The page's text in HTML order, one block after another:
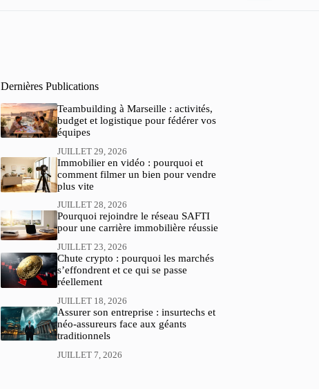
Dernières Publications
Teambuilding à Marseille : activités,
budget et logistique pour fédérer vos
équipes
JUILLET 29, 2026
Immobilier en vidéo : pourquoi et
comment filmer un bien pour vendre
plus vite
JUILLET 28, 2026
Pourquoi rejoindre le réseau SAFTI
pour une carrière immobilière réussie
JUILLET 23, 2026
Chute crypto : pourquoi les marchés
s’effondrent et ce qui se passe
réellement
JUILLET 18, 2026
Assurer son entreprise : insurtechs et
néo-assureurs face aux géants
traditionnels
JUILLET 7, 2026